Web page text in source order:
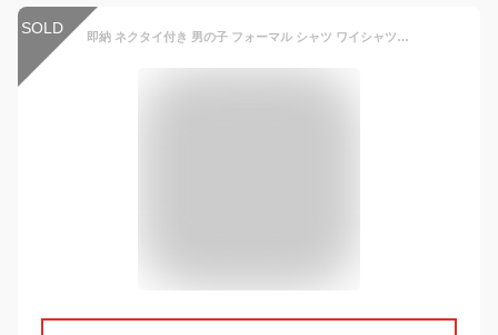
SOLD 即納 ネクタイ付き 男の子 フォーマル シャツ ワイシャツ Yシャツ 子供シャツ 長袖 無地 カッターシャツ 子供服 フォーマル キッズ ジュニア 入園式 入学式 卒園式 卒業式 発表会 七五三 ホワイト ブラック 90 100 110 120 130 140 150 160 170cm 送料無料